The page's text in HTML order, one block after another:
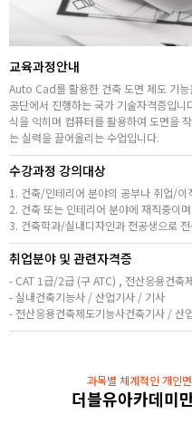
지점별 홈페이지
교육과정안내
Auto Cad를 활용한 건축 도면 제도 기
공단에서 진행하는 국가 기술자격증입
식을 익히며 컴퓨터를 활용하여 도면을
는 실력을 끌어올리는 수업입니다.
수강과정 강의대상
1. 건축/인테리어 분야의 공부나 취업/이
2. 건축 또는 인테리어 분야에 재직중이
3. 건축학과/실내디자인과 전공생으로
취업분야 및 관련자격증
- CAT 1급/2급 (구 ATC) , 전산응용건축
- 실내건축기능사 / 산업기사 / 기사
- 전산응용건축제도기능사건축기사 / 산
과목별 체계적인 개인
더블유아카데미